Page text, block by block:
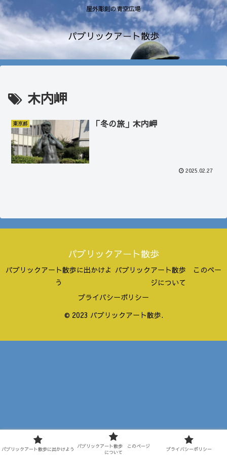
屋外彫刻の青空広場
パブリックアート散歩
木内岬
東京都 「冬の旅」木内岬
2025.02.27
パブリックアート散歩
パブリックアート散歩に出かけよ
う
パブリックアート散歩 このペー
ジについて
プライバシーポリシー
© 2023 パブリックアート散歩.
パブリックアート散歩に出かけよう
パブリックアート散歩 このページ
について
プライバシーポリシー